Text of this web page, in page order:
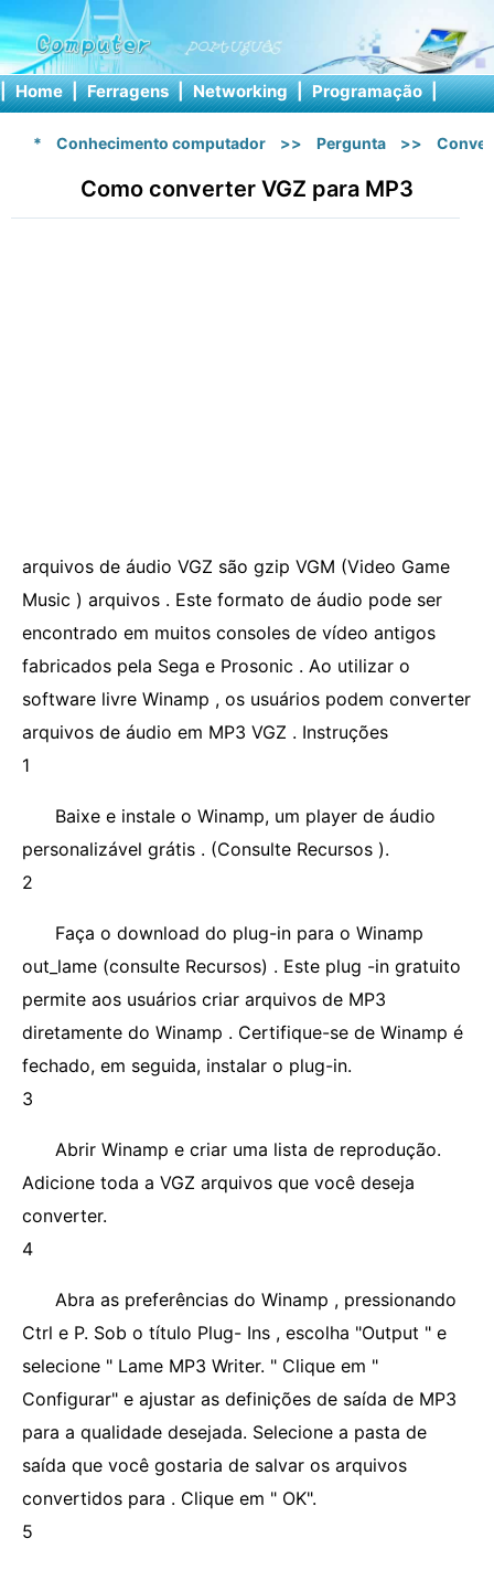
| Home | Ferragens | Networking | Programação |
* Conhecimento computador >> Pergunta >>
Como converter VGZ para MP3
arquivos de áudio VGZ são gzip VGM (Video Game
Music ) arquivos . Este formato de áudio pode ser
encontrado em muitos consoles de vídeo antigos
fabricados pela Sega e Prosonic . Ao utilizar o
software livre Winamp , os usuários podem converter
arquivos de áudio em MP3 VGZ . Instruções
1
Baixe e instale o Winamp, um player de áudio
personalizável grátis . (Consulte Recursos ).
2
Faça o download do plug-in para o Winamp
out_lame (consulte Recursos) . Este plug -in gratuito
permite aos usuários criar arquivos de MP3
diretamente do Winamp . Certifique-se de Winamp é
fechado, em seguida, instalar o plug-in.
3
Abrir Winamp e criar uma lista de reprodução.
Adicione toda a VGZ arquivos que você deseja
converter.
4
Abra as preferências do Winamp , pressionando
Ctrl e P. Sob o título Plug- Ins , escolha "Output " e
selecione " Lame MP3 Writer. " Clique em "
Configurar" e ajustar as definições de saída de MP3
para a qualidade desejada. Selecione a pasta de
saída que você gostaria de salvar os arquivos
convertidos para . Clique em " OK".
5